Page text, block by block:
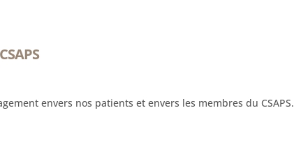
envers nos patients et envers les membres du CSAPS.